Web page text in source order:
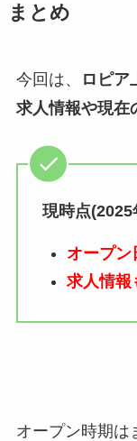
まとめ
今回は、
ロピア
求人情報や現在
現時点
オープン
求人情報
オープン時期は